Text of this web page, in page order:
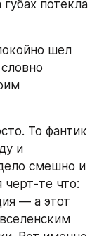
потекла
шел
То фантик
и
смешно и
черт-те что:
― а этот